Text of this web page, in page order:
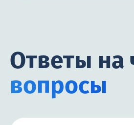
Ответы на
вопросы